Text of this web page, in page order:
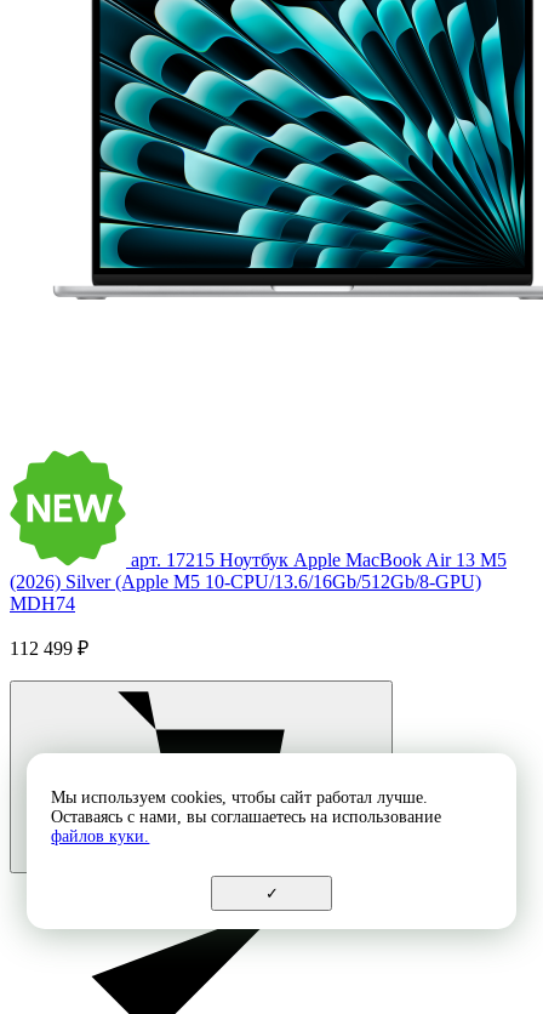
арт. 17215 Ноутбук Apple MacBook Air 13 M5
(2026) Silver (Apple M5 10-CPU/13.6/16Gb/512Gb/8-GPU)
MDH74
112 499 ₽
Мы используем cookies, чтобы сайт работал лучше.
Оставаясь с нами, вы соглашаетесь на использование
файлов куки.
✓